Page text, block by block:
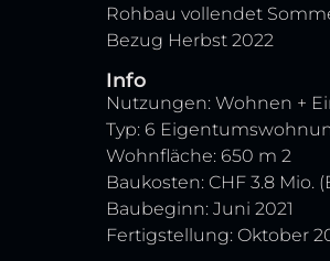
Rohbau vollendet
Bezug Herbst 2022
Info
Nutzungen: Wohnen +
Typ: 6
Wohnfläche: 650 m 2
Baukosten: CHF 3.8 Mio.
Baubeginn: Juni 2021
Fertigstellung: Oktober